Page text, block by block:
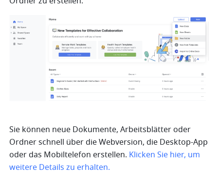
Sie können neue Dokumente, Arbeitsblätter oder
Ordner schnell über die Webversion, die Desktop-App
oder das Mobiltelefon erstellen. Klicken Sie hier, um
weitere Details zu erhalten.